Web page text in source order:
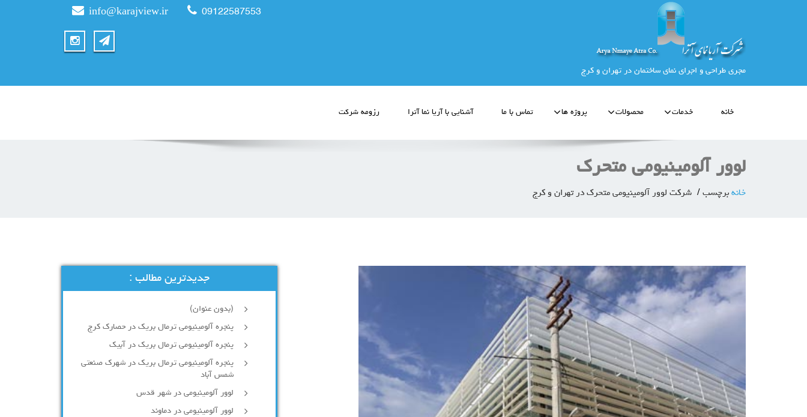
مجری طراحی و اجرای نمای ساختمان در تهران و کرج
info@karajview.ir 09122587553
خانه خدمات محصولات پروژه ها تماس با ما آشنایی با آریا نما آترا رزومه شرکت
لوور آلومینیومی متحرک
خانه برچسب شرکت لوور آلومینیومی متحرک در تهران و کرج
جدیدترین مطالب :
(بدون عنوان)
پنجره آلومینیومی ترمال بریک در حصارک کرج
پنجره آلومینیومی ترمال بریک در آبیک
پنجره آلومینیومی ترمال بریک در شهرک صنعتی
شمس آباد
لوور آلومینیومی در شهر قدس
لوور آلومینیومی در دماوند